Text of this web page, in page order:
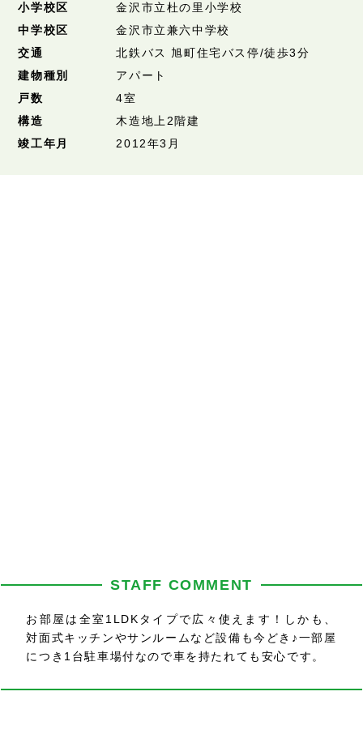
小学校区
金沢市立杜の里小学校
中学校区
金沢市立兼六中学校
交通
北鉄バス 旭町住宅バス停/徒歩3分
建物種別
アパート
戸数
4室
構造
木造地上2階建
竣工年月
2012年3月
STAFF COMMENT
お部屋は全室1LDKタイプで広々使えます！しかも、
対面式キッチンやサンルームなど設備も今どき♪一部屋
につき1台駐車場付なので車を持たれても安心です。